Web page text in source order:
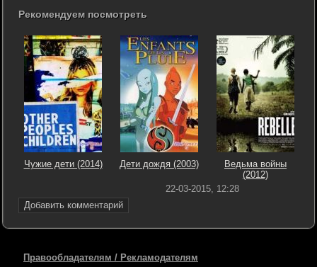
Рекомендуем посмотреть
Чужие дети (2014) Дети дождя (2003)
Ведьма войны
(2012)
Добавить комментарий
22-03-2015, 12:28
Правообладателям / Рекламодателям